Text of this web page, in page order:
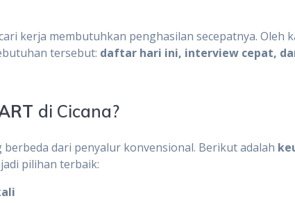
kerja membutuhkan penghasilan secepatnya. Oleh
tersebut: daftar hari ini, interview cepat,
di Cicana?
dari penyalur konvensional. Berikut adalah
pilihan terbaik: